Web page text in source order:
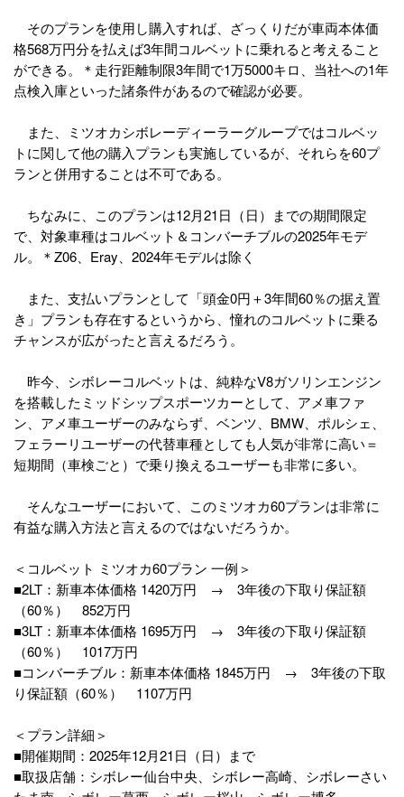
そのプランを使用し購入すれば、ざっくりだが車両本体価
格568万円分を払えば3年間コルベットに乗れると考えること
ができる。＊走行距離制限3年間で1万5000キロ、当社への1年
点検入庫といった諸条件があるので確認が必要。
また、ミツオカシボレーディーラーグループではコルベッ
トに関して他の購入プランも実施しているが、それらを60プ
ランと併用することは不可である。
ちなみに、このプランは12月21日（日）までの期間限定
で、対象車種はコルベット＆コンバーチブルの2025年モデ
ル。＊Z06、Eray、2024年モデルは除く
また、支払いプランとして「頭金0円＋3年間60％の据え置
き」プランも存在するというから、憧れのコルベットに乗る
チャンスが広がったと言えるだろう。
昨今、シボレーコルベットは、純粋なV8ガソリンエンジン
を搭載したミッドシップスポーツカーとして、アメ車ファ
ン、アメ車ユーザーのみならず、ベンツ、BMW、ポルシェ、
フェラーリユーザーの代替車種としても人気が非常に高い＝
短期間（車検ごと）で乗り換えるユーザーも非常に多い。
そんなユーザーにおいて、このミツオカ60プランは非常に
有益な購入方法と言えるのではないだろうか。
＜コルベット ミツオカ60プラン 一例＞
■2LT：新車本体価格 1420万円 → 3年後の下取り保証額
（60％） 852万円
■3LT：新車本体価格 1695万円 → 3年後の下取り保証額
（60％） 1017万円
■コンバーチブル：新車本体価格 1845万円 → 3年後の下取
り保証額（60％） 1107万円
＜プラン詳細＞
■開催期間：2025年12月21日（日）まで
■取扱店舗：シボレー仙台中央、シボレー高崎、シボレーさい